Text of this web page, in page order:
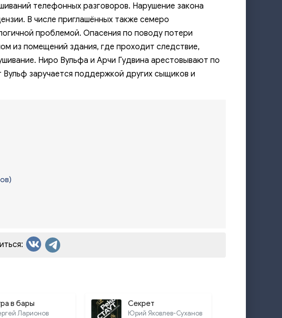
телефонных разговоров. Нарушение закона
В числе приглашённых также семеро
проблемой. Опасения по поводу потери
из помещений здания, где проходит следствие,
Ниро Вульфа и Арчи Гудвина арестовывают по
заручается поддержкой других сыщиков и
в бары
Ларионов
Секрет
Юрий Яковлев-Суханов